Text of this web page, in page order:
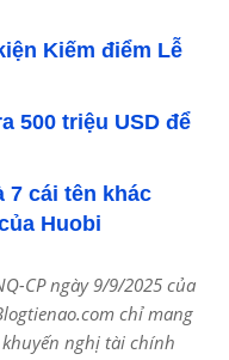
Kiếm điểm Lễ
500 triệu USD để
7 cái tên khác
Huobi
CP ngày 9/9/2025 của
chỉ mang
nghị tài chính